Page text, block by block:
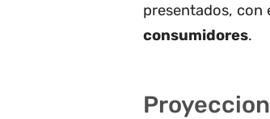
presentados, con
consumidores.